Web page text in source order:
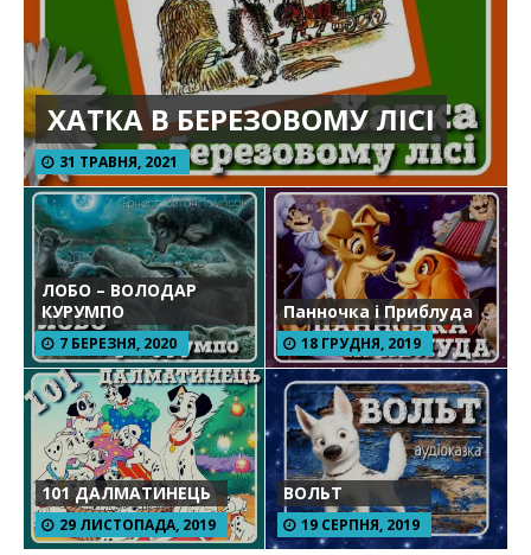
ХАТКА В БЕРЕЗОВОМУ ЛІСІ
31 ТРАВНЯ, 2021
ЛОБО – ВОЛОДАР
КУРУМПО
7 БЕРЕЗНЯ, 2020
Панночка і Приблуда
18 ГРУДНЯ, 2019
101 ДАЛМАТИНЕЦЬ
29 ЛИСТОПАДА, 2019
ВОЛЬТ
19 СЕРПНЯ, 2019